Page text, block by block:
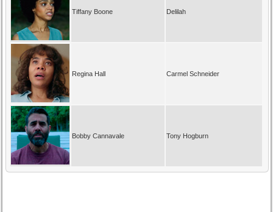
Tiffany Boone Delilah
Regina Hall Carmel Schneider
Bobby Cannavale Tony Hogburn